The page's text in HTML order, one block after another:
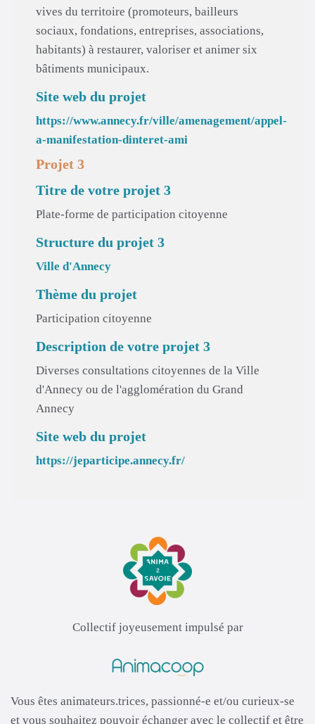
vives du territoire (promoteurs, bailleurs
sociaux, fondations, entreprises, associations,
habitants) à restaurer, valoriser et animer six
bâtiments municipaux.
Site web du projet
https://www.annecy.fr/ville/amenagement/appel-
a-manifestation-dinteret-ami
Projet 3
Titre de votre projet 3
Plate-forme de participation citoyenne
Structure du projet 3
Ville d'Annecy
Thème du projet
Participation citoyenne
Description de votre projet 3
Diverses consultations citoyennes de la Ville
d'Annecy ou de l'agglomération du Grand
Annecy
Site web du projet
https://jeparticipe.annecy.fr/
Collectif joyeusement impulsé par
Vous êtes animateurs.trices, passionné-e et/ou curieux-se
et vous souhaitez pouvoir échanger avec le collectif et être